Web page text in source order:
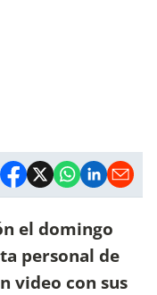
el domingo
personal de
video con sus